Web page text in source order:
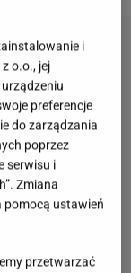
i
o.o., jej
preferencje
do zarządzania
poprzez
serwisu i
Zmiana
pomocą ustawień
przetwarzać